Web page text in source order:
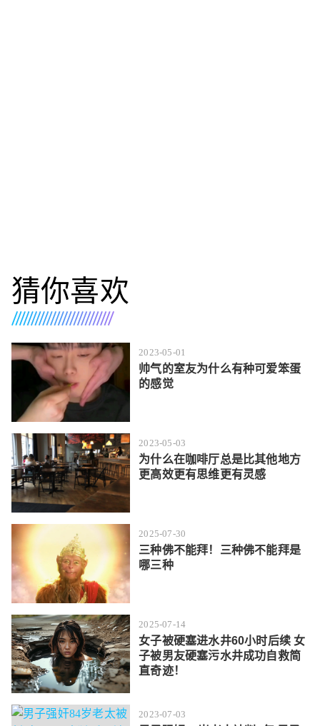
猜你喜欢
2023-05-01
帅气的室友为什么有种可爱笨蛋
的感觉
2023-05-03
为什么在咖啡厅总是比其他地方
更高效更有思维更有灵感
2025-07-30
三种佛不能拜！三种佛不能拜是
哪三种
2025-07-14
女子被硬塞进水井60小时后续 女
子被男友硬塞污水井成功自救简
直奇迹！
2023-07-03